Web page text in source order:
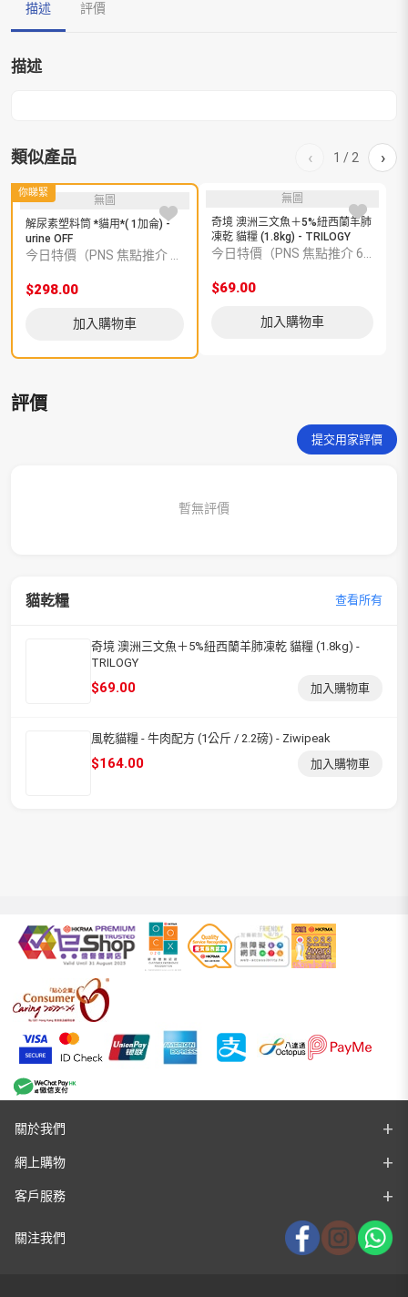
侖)
-
urine
OFF
描述 評價
描述
類似產品 ‹ 1 / 2 ›
你睇緊
無圖
解尿素塑料筒 *貓用*( 1加侖) -
urine OFF
今日特價（PNS 焦點推介 6600004638）
$298.00
加入購物車
無圖
奇境 澳洲三文魚＋5%紐西蘭羊肺
凍乾 貓糧 (1.8kg) - TRILOGY
今日特價（PNS 焦點推介 6600004634）
$69.00
加入購物車
評價
提交用家評價
暫無評價
貓乾糧 查看所有
奇境 澳洲三文魚＋5%紐西蘭羊肺凍乾 貓糧 (1.8kg) -
TRILOGY
$69.00 加入購物車
風乾貓糧 - 牛肉配方 (1公斤 / 2.2磅) - Ziwipeak
$164.00 加入購物車
關於我們
網上購物
客戶服務
關注我們